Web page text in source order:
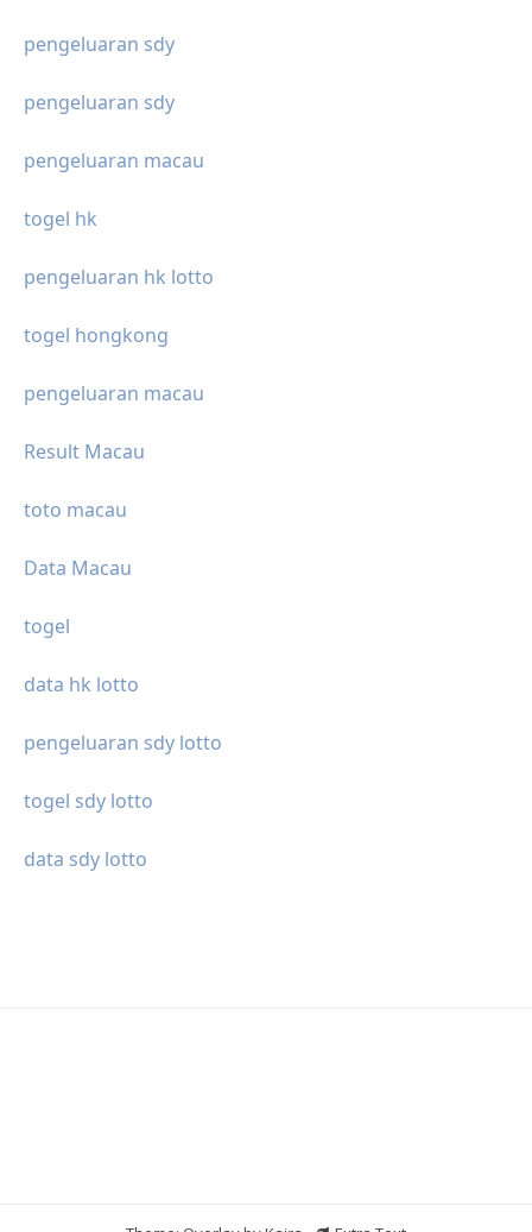
pengeluaran sdy
pengeluaran sdy
pengeluaran macau
togel hk
pengeluaran hk lotto
togel hongkong
pengeluaran macau
Result Macau
toto macau
Data Macau
togel
data hk lotto
pengeluaran sdy lotto
togel sdy lotto
data sdy lotto